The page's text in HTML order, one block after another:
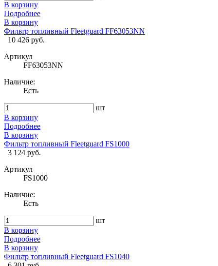
В корзину
Подробнее
В корзину
Фильтр топливный Fleetguard FF63053NN
10 426 руб.
Артикул
FF63053NN
Наличие:
Есть
шт
В корзину
Подробнее
В корзину
Фильтр топливный Fleetguard FS1000
3 124 руб.
Артикул
FS1000
Наличие:
Есть
шт
В корзину
Подробнее
В корзину
Фильтр топливный Fleetguard FS1040